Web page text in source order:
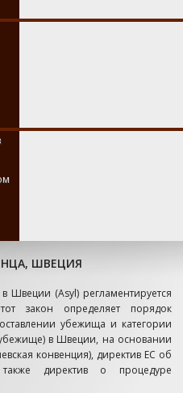
ШВЕЦИЯ
Швеции (Asyl) регламентируется
закон определяет порядок
убежища и категории
в Швеции, на основании
конвенция), директив ЕС об
директив о процедуре